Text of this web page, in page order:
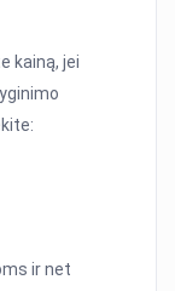
kainą, jei
ir net